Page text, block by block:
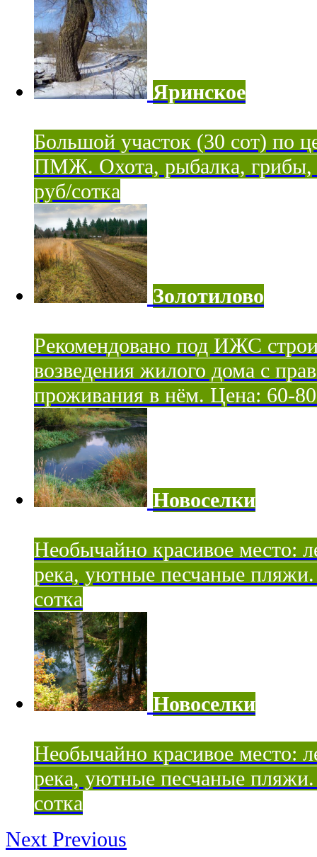
Яринское
Большой участок (30 сот) по
ПМЖ. Охота, рыбалка, грибы,
руб/сотка
Золотилово
Рекомендовано под ИЖС
возведения жилого дома с
проживания в нём. Цена: 60-80
Новоселки
Необычайно красивое место:
река, уютные песчаные
сотка
Новоселки
Необычайно красивое место:
река, уютные песчаные
сотка
Next Previous